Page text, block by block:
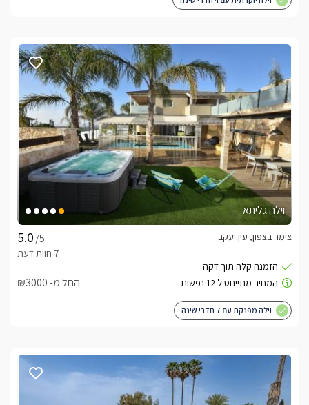
וילה גליתא
/5
צימר בצפון, עין יעקב
החל מ- ₪3000
וילה מפנקת עם 7 חדרי שינה